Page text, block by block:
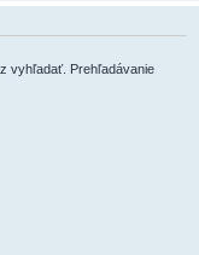
vyhľadať. Prehľadávanie